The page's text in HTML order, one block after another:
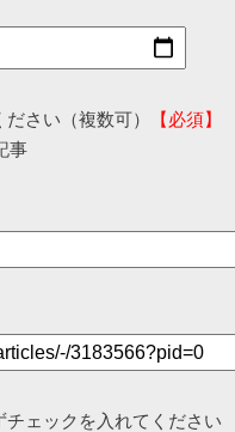
さい（複数可）
【必須】
事
ェックを入れてください